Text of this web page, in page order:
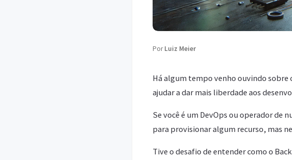
PorLuiz Meier
Há algum tempo venho ouvindo sobre
ajudar a dar mais liberdade aos
Se você é um DevOps ou operador de
para provisionar algum recurso, mas
Tive o desafio de entender como o